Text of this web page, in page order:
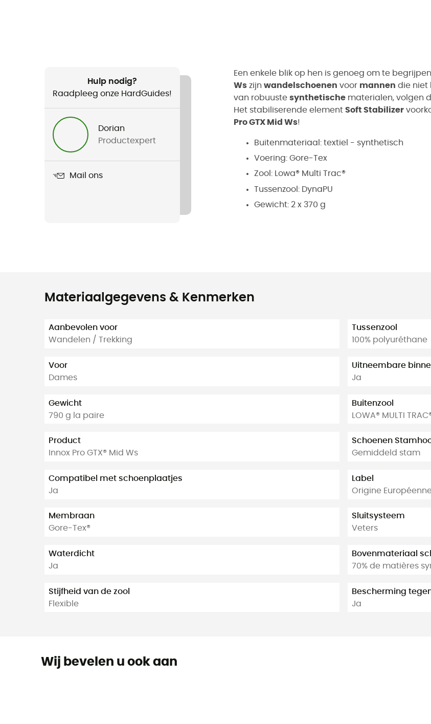
Hulp nodig?
Raadpleeg onze HardGuides!
Dorian
Productexpert
Mail ons
Een enkele blik op hen is genoeg om te
Ws zijn wandelschoenen voor mannen die niet
van robuuste synthetische materialen, volgen
Het stabiliserende element Soft Stabilizer
Pro GTX Mid Ws!
Buitenmateriaal: textiel - synthetisch
Voering: Gore-Tex
Zool: Lowa® Multi Trac®
Tussenzool: DynaPU
Gewicht: 2 x 370 g
Materiaalgegevens & Kenmerken
Aanbevolen voor
Wandelen / Trekking
Voor
Dames
Gewicht
790 g la paire
Product
Innox Pro GTX® Mid Ws
Compatibel met schoenplaatjes
Ja
Membraan
Gore-Tex®
Waterdicht
Ja
Stijfheid van de zool
Flexible
Tussenzool
100% polyuréthane
Uitneembare
Ja
Buitenzool
LOWA® MULTI
Schoenen
Gemiddeld stam
Label
Origine
Sluitsysteem
Veters
Bovenmateriaal
70% de matières
Bescherming
Ja
Wij bevelen u ook aan